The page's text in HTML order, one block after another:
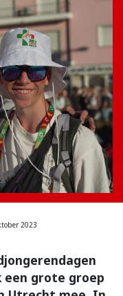
2023
een grote groep